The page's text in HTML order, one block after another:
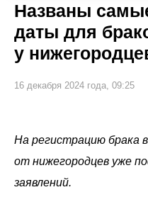
Названы
даты для
у
16 декабря 2024 года, 09:25
На регистрацию брака
от нижегородцев уже
заявлений.